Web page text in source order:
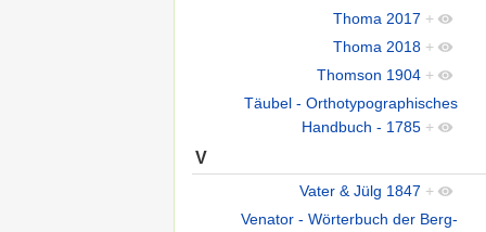
Thoma 2017 +
Thoma 2018 +
Thomson 1904 +
Täubel - Orthotypographisches
Handbuch - 1785 +
V
Vater & Jülg 1847 +
Venator - Wörterbuch der Berg-